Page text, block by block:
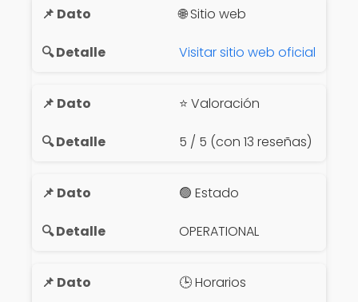
🌐 Sitio web
Visitar sitio web oficial
⭐ Valoración
5 / 5 (con 13 reseñas)
🟢 Estado
OPERATIONAL
🕒 Horarios